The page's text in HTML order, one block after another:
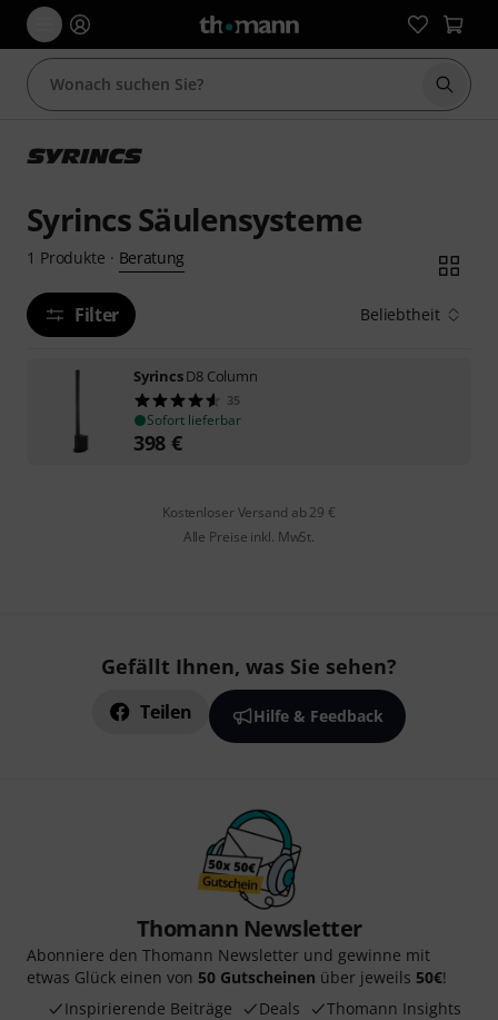
Suche
Syrincs Säulensysteme
1 Produkte · Beratung
Filter Beliebtheit
SyrincsD8 Column
35
Sofort lieferbar
398 €
Kostenloser Versand ab 29 €
Alle Preise inkl. MwSt.
Gefällt Ihnen, was Sie sehen?
Teilen Hilfe & Feedback
Thomann Newsletter
Abonniere den Thomann Newsletter und gewinne mit
etwas Glück einen von 50 Gutscheinen über jeweils 50€!
Inspirierende Beiträge
Deals Thomann Insights